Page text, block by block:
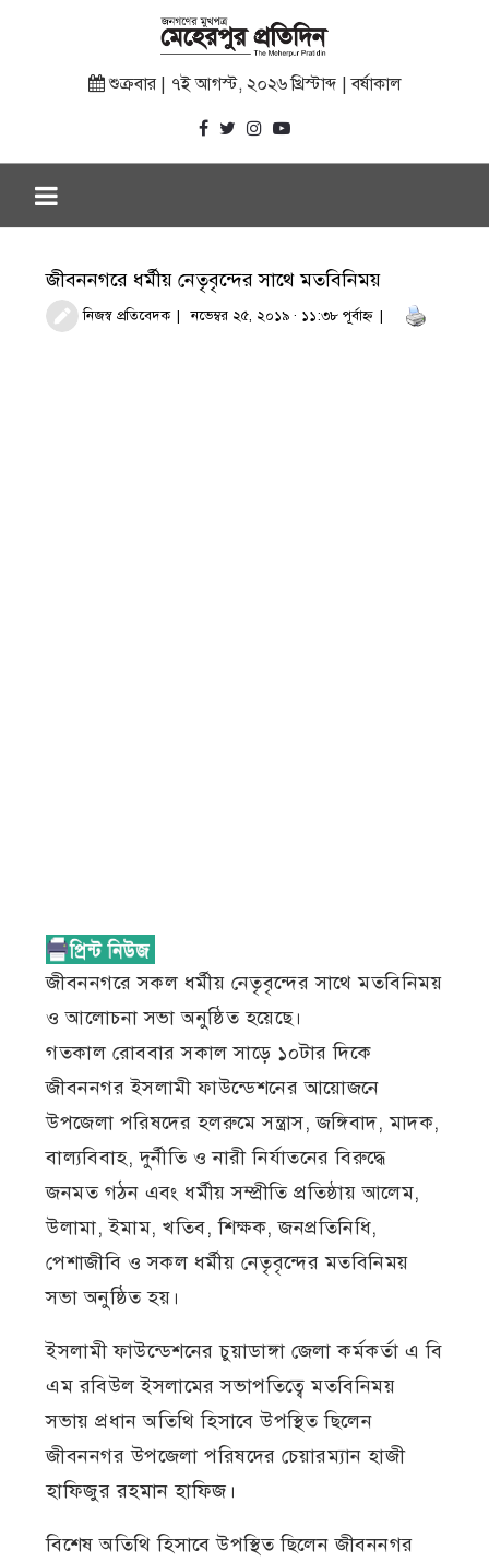
শুক্রবার | ৭ই আগস্ট, ২০২৬ খ্রিস্টাব্দ | বর্ষাকাল
জীবননগরে ধর্মীয় নেতৃবৃন্দের সাথে মতবিনিময়
নিজস্ব প্রতিবেদক নভেম্বর ২৫, ২০১৯ · ১১:৩৮ পূর্বাহ্ণ
জীবননগরে সকল ধর্মীয় নেতৃবৃন্দের সাথে মতবিনিময়
ও আলোচনা সভা অনুষ্ঠিত হয়েছে।
গতকাল রোববার সকাল সাড়ে ১০টার দিকে
জীবননগর ইসলামী ফাউন্ডেশনের আয়োজনে
উপজেলা পরিষদের হলরুমে সন্ত্রাস, জঙ্গিবাদ, মাদক,
বাল্যবিবাহ, দুর্নীতি ও নারী নির্যাতনের বিরুদ্ধে
জনমত গঠন এবং ধর্মীয় সম্প্রীতি প্রতিষ্ঠায় আলেম,
উলামা, ইমাম, খতিব, শিক্ষক, জনপ্রতিনিধি,
পেশাজীবি ও সকল ধর্মীয় নেতৃবৃন্দের মতবিনিময়
সভা অনুষ্ঠিত হয়।
ইসলামী ফাউন্ডেশনের চুয়াডাঙ্গা জেলা কর্মকর্তা এ বি
এম রবিউল ইসলামের সভাপতিত্বে মতবিনিময়
সভায় প্রধান অতিথি হিসাবে উপস্থিত ছিলেন
জীবননগর উপজেলা পরিষদের চেয়ারম্যান হাজী
হাফিজুর রহমান হাফিজ।
বিশেষ অতিথি হিসাবে উপস্থিত ছিলেন জীবননগর